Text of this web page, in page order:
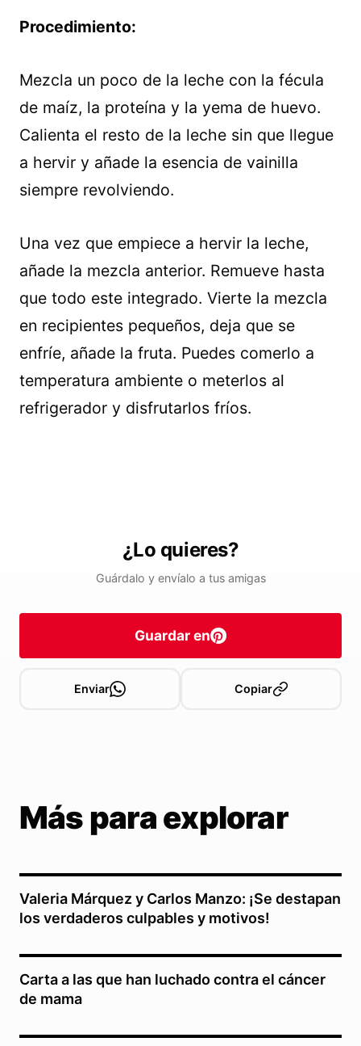
Procedimiento:
Mezcla un poco de la leche con la fécula
de maíz, la proteína y la yema de huevo.
Calienta el resto de la leche sin que llegue
a hervir y añade la esencia de vainilla
siempre revolviendo.
Una vez que empiece a hervir la leche,
añade la mezcla anterior. Remueve hasta
que todo este integrado. Vierte la mezcla
en recipientes pequeños, deja que se
enfríe, añade la fruta. Puedes comerlo a
temperatura ambiente o meterlos al
refrigerador y disfrutarlos fríos.
¿Lo quieres?
Guárdalo y envíalo a tus amigas
Guardar en
Enviar Copiar
Más para explorar
Valeria Márquez y Carlos Manzo: ¡Se destapan
los verdaderos culpables y motivos!
Carta a las que han luchado contra el cáncer
de mama